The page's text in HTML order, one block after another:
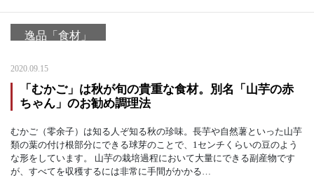
逸品「食材」
2020.09.15
「むかご」は秋が旬の貴重な食材。別名「山芋の赤
ちゃん」のお勧め調理法
むかご（零余子）は知る人ぞ知る秋の珍味。長芋や自然薯といった山芋
類の葉の付け根部分にできる球芽のことで、1センチくらいの豆のよう
な形をしています。 山芋の栽培過程において大量にできる副産物です
が、すべてを収穫するには非常に手間がかかる…